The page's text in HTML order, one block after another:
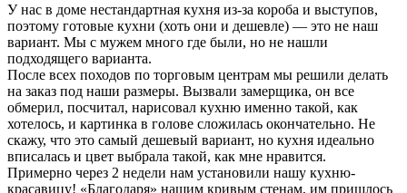
У нас в доме нестандартная кухня из-за короба и выступов,
поэтому готовые кухни (хоть они и дешевле) — это не наш
вариант. Мы с мужем много где были, но не нашли
подходящего варианта.
После всех походов по торговым центрам мы решили делать
на заказ под наши размеры. Вызвали замерщика, он все
обмерил, посчитал, нарисовал кухню именно такой, как
хотелось, и картинка в голове сложилась окончательно. Не
скажу, что это самый дешевый вариант, но кухня идеально
вписалась и цвет выбрала такой, как мне нравится.
Примерно через 2 недели нам установили нашу кухню-
красавицу! «Благодаря» нашим кривым стенам, им пришлось